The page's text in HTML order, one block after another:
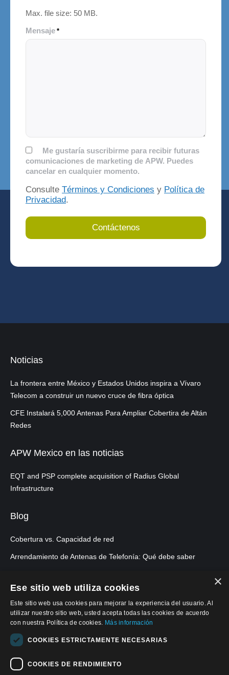
Max. file size: 50 MB.
Mensaje *
Autorización
Me gustaría suscribirme para recibir futuras
comunicaciones de marketing de APW. Puedes
cancelar en cualquier momento.
Consulte Términos y Condiciones y Política de
Privacidad.
Noticias
La frontera entre México y Estados Unidos inspira a Vívaro
Telecom a construir un nuevo cruce de fibra óptica
CFE Instalará 5,000 Antenas Para Ampliar Cobertira de Altán
Redes
APW Mexico en las noticias
EQT and PSP complete acquisition of Radius Global
Infrastructure
Blog
Cobertura vs. Capacidad de red
Arrendamiento de Antenas de Telefonía: Qué debe saber
×
Ese sitio web utiliza cookies
Este sitio web usa cookies para mejorar la experiencia del usuario. Al
utilizar nuestro sitio web, usted acepta todas las cookies de acuerdo
con nuestra Política de cookies. Más información
COOKIES ESTRICTAMENTE NECESARIAS
COOKIES DE RENDIMIENTO